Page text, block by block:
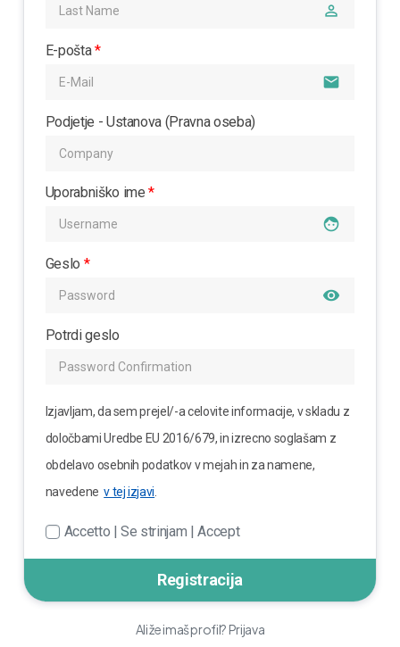
perm_identity
E-pošta*
email
Podjetje - Ustanova (Pravna oseba)
Uporabniško ime*
face
Geslo *
visibility
Potrdi geslo
Izjavljam, da sem prejel/-a celovite informacije, v skladu z
določbami Uredbe EU 2016/679, in izrecno soglašam z
obdelavo osebnih podatkov v mejah in za namene,
navedenev tej izjavi
Accetto | Se strinjam | Accept
Ali že imaš profil? Prijava